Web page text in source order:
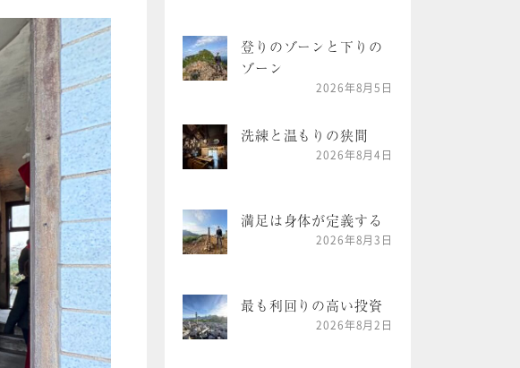
登りのゾーンと下りの
ゾーン
2026年8月5日
洗練と温もりの狭間
2026年8月4日
満足は身体が定義する
2026年8月3日
最も利回りの高い投資
2026年8月2日